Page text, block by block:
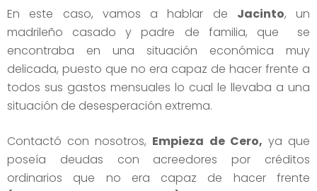
En este caso, vamos a hablar de Jacinto, un
madrileño casado y padre de familia, que se
encontraba en una situación económica muy
delicada, puesto que no era capaz de hacer frente a
todos sus gastos mensuales lo cual le llevaba a una
situación de desesperación extrema.
Contactó con nosotros, Empieza de Cero, ya que
poseía deudas con acreedores por créditos
ordinarios que no era capaz de hacer frente